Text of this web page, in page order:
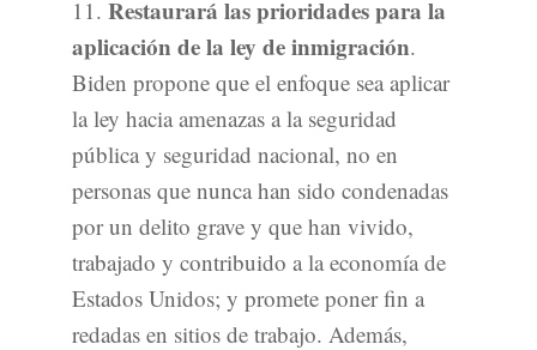
11. Restaurará las prioridades para la
aplicación de la ley de inmigración.
Biden propone que el enfoque sea aplicar
la ley hacia amenazas a la seguridad
pública y seguridad nacional, no en
personas que nunca han sido condenadas
por un delito grave y que han vivido,
trabajado y contribuido a la economía de
Estados Unidos; y promete poner fin a
redadas en sitios de trabajo. Además,